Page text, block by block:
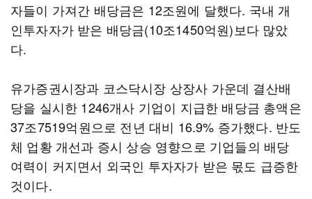
자들이 가져간 배당금은 12조원에 달했다. 국내 개
인투자자가 받은 배당금(10조1450억원)보다 많았
다.
유가증권시장과 코스닥시장 상장사 가운데 결산배
당을 실시한 1246개사 기업이 지급한 배당금 총액은
37조7519억원으로 전년 대비 16.9% 증가했다. 반도
체 업황 개선과 증시 상승 영향으로 기업들의 배당
여력이 커지면서 외국인 투자자가 받은 몫도 급증한
것이다.